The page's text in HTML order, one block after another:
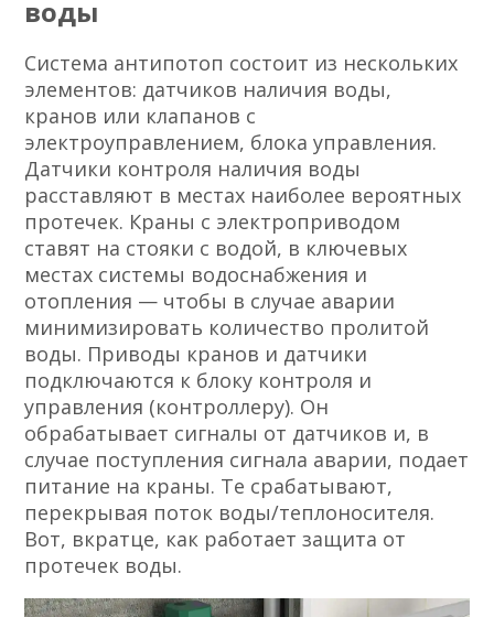
воды
Система антипотоп состоит из нескольких
элементов: датчиков наличия воды,
кранов или клапанов с
электроуправлением, блока управления.
Датчики контроля наличия воды
расставляют в местах наиболее вероятных
протечек. Краны с электроприводом
ставят на стояки с водой, в ключевых
местах системы водоснабжения и
отопления — чтобы в случае аварии
минимизировать количество пролитой
воды. Приводы кранов и датчики
подключаются к блоку контроля и
управления (контроллеру). Он
обрабатывает сигналы от датчиков и, в
случае поступления сигнала аварии, подает
питание на краны. Те срабатывают,
перекрывая поток воды/теплоносителя.
Вот, вкратце, как работает защита от
протечек воды.